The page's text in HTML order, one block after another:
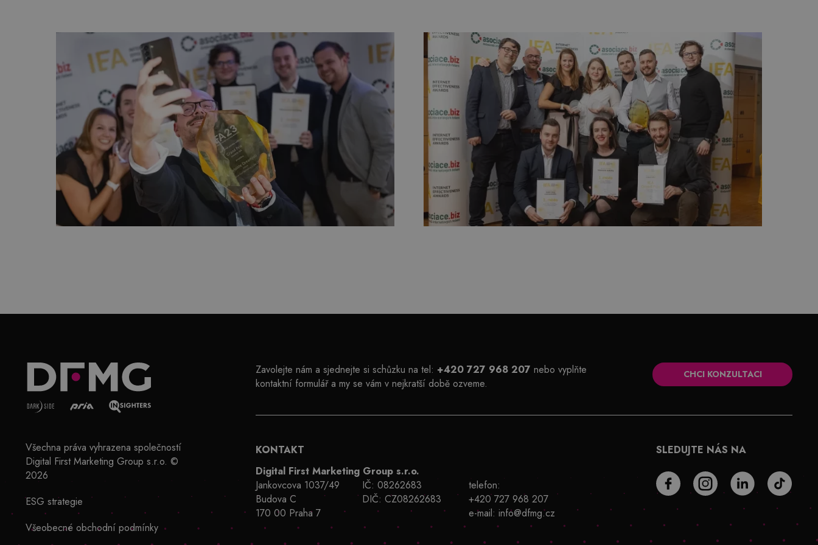
Všechna práva vyhrazena společností
Digital First Marketing Group s.r.o. ©
2026
ESG strategie
Všeobecné obchodní podmínky
Zavolejte nám a sjednejte si schůzku na tel: +420 727 968 207 nebo vyplňte
kontaktní formulář a my se vám v nejkratší době ozveme.
CHCI KONZULTACI
KONTAKT
Digital First Marketing Group s.r.o.
Jankovcova 1037/49
Budova C
170 00 Praha 7
IČ: 08262683
DIČ: CZ08262683
telefon:
+420 727 968 207
e-mail:info@dfmg.cz
SLEDUJTE NÁS NA